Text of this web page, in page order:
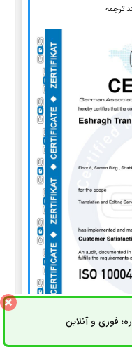
ترجمه
فوری و آنلاینثبت سفارش